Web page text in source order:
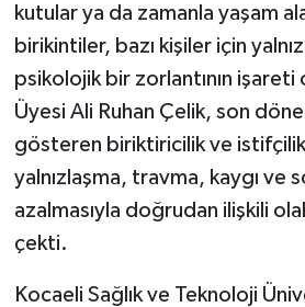
kutular ya da zamanla yaşam
birikintiler, bazı kişiler için
psikolojik bir zorlantının
Üyesi Ali Ruhan Çelik, son
gösteren biriktiricilik ve
yalnızlaşma, travma, kaygı ve
azalmasıyla doğrudan ilişkili
çekti.
Kocaeli Sağlık ve Teknoloji